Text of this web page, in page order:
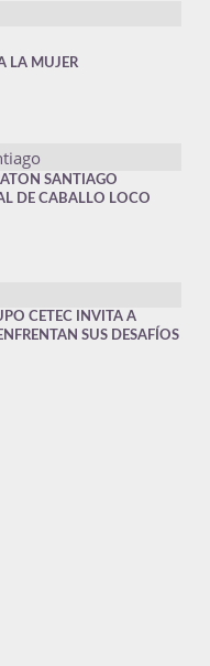
LA MUJER
SANTIAGO
DE CABALLO LOCO
CETEC INVITA A
SUS DESAFÍOS